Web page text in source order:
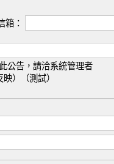
箱：
公告，請洽系統管理者
）（測試）